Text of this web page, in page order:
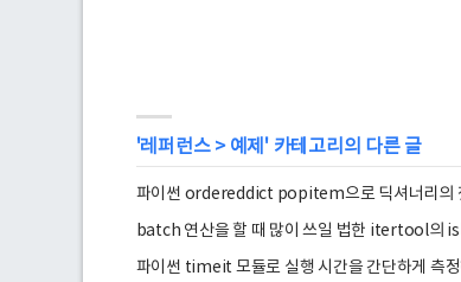
'레퍼런스> 예제 ' 카테고리의 다른 글
파이썬 ordereddict popitem으로 딕셔너리의
batch 연산을 할 때 많이 쓰일 법한 itertool의
파이썬 timeit 모듈로 실행 시간을 간단하게 측